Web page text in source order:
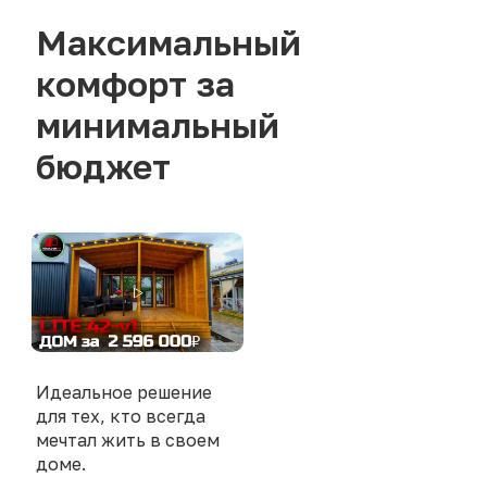
Максимальный
комфорт за
минимальный
бюджет
Идеальное решение
для тех, кто всегда
мечтал жить в своем
доме.